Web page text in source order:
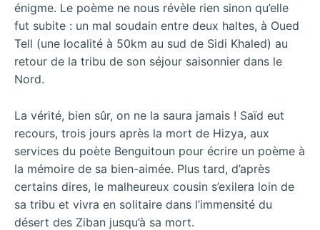
énigme. Le poème ne nous révèle rien sinon qu’elle
fut subite : un mal soudain entre deux haltes, à Oued
Tell (une localité à 50km au sud de Sidi Khaled) au
retour de la tribu de son séjour saisonnier dans le
Nord.
La vérité, bien sûr, on ne la saura jamais ! Saïd eut
recours, trois jours après la mort de Hizya, aux
services du poète Benguitoun pour écrire un poème à
la mémoire de sa bien-aimée. Plus tard, d’après
certains dires, le malheureux cousin s’exilera loin de
sa tribu et vivra en solitaire dans l’immensité du
désert des Ziban jusqu’à sa mort.